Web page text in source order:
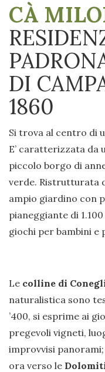
CÀ
DI
1860
Si trova al centro di
E’ caratterizzata da
piccolo borgo di
verde. Ristrutturata
ampio giardino con
pianeggiante di
giochi per bambini e
Le colline di
naturalistica sono
’400, si esprime ai
pregevoli vigneti,
improvvisi
ora verso le